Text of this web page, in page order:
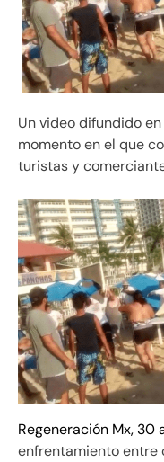
Un video difundido
momento en el que
turistas y
Regeneración Mx, 30
enfrentamiento entre